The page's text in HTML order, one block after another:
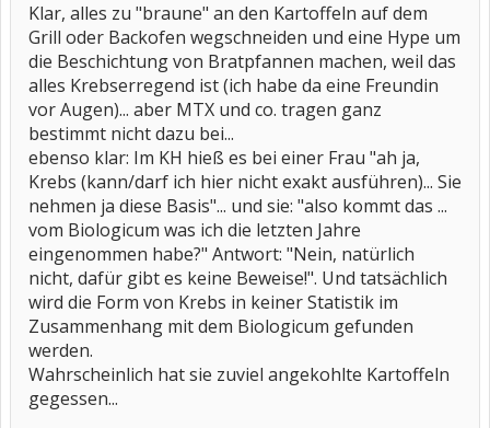
Klar, alles zu "braune" an den Kartoffeln auf dem
Grill oder Backofen wegschneiden und eine Hype um
die Beschichtung von Bratpfannen machen, weil das
alles Krebserregend ist (ich habe da eine Freundin
vor Augen)... aber MTX und co. tragen ganz
bestimmt nicht dazu bei...
ebenso klar: Im KH hieß es bei einer Frau "ah ja,
Krebs (kann/darf ich hier nicht exakt ausführen)... Sie
nehmen ja diese Basis"... und sie: "also kommt das ...
vom Biologicum was ich die letzten Jahre
eingenommen habe?" Antwort: "Nein, natürlich
nicht, dafür gibt es keine Beweise!". Und tatsächlich
wird die Form von Krebs in keiner Statistik im
Zusammenhang mit dem Biologicum gefunden
werden.
Wahrscheinlich hat sie zuviel angekohlte Kartoffeln
gegessen...